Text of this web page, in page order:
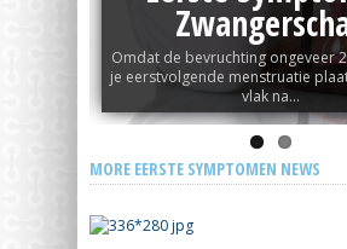
Omdat de bevruchting ongeveer
je eerstvolgende menstruatie
vlak na...
MORE EERSTE SYMPTOMEN NEWS